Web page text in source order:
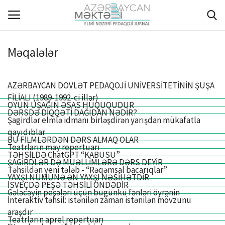
HAQQIMIZDA
REDAKSİYA HEYƏTİ
MÜƏLLİFLƏR ÜÇÜN TƏLİMAT
ARXİV
AKTUAL
QALEREYA
Məqalələr
AZƏRBAYCAN DÖVLƏT PEDAQOJİ UNİVERSİTETİNİN ŞUŞA
FİLİALI (1989-1992-ci illər)
OYUN UŞAĞIN ƏSAS HÜQUQUDUR
DƏRSDƏ DİQQƏTİ DAĞIDAN NƏDİR?
Şagirdlər elmlə idmanı birləşdirən yarışdan mükafatla
qayıdıblar
BU FİLMLƏRDƏN DƏRS ALMAQ OLAR
Teatrların may repertuarı
TƏHSİLDƏ ChatGPT “KABUSU”
ŞAGİRDLƏR DƏ MÜƏLLİMLƏRƏ DƏRS DEYİR
Təhsildən yeni tələb - “Rəqəmsal bacarıqlar”
YAXŞI NÜMUNƏ ƏN YAXŞI NƏSİHƏTDİR
İSVEÇDƏ PEŞƏ TƏHSİLİ ÖNDƏDİR
Gələcəyin peşələri üçün bugünkü fənləri öyrənin
İnteraktiv təhsil: istənilən zaman istənilən mövzunu
araşdır
Teatrların aprel repertuarı